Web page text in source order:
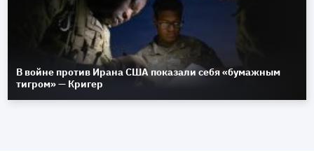
В войне против Ирана США показали себя «бумажным
тигром» — Кригер